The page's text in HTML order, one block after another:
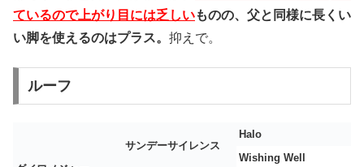
ているので上がり目には乏しいものの、父と同様に長くい
い脚を使えるのはプラス。 抑えで。
ルーフ
サンデーサイレンス
Halo
Wishing Well